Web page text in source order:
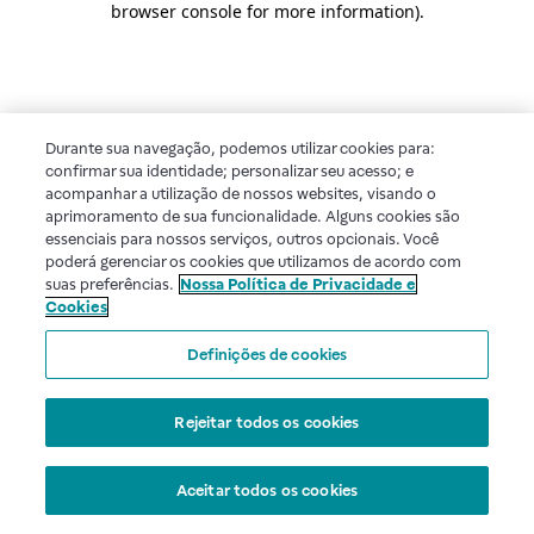
browser console for more information).
Durante sua navegação, podemos utilizar cookies para:
confirmar sua identidade; personalizar seu acesso; e
acompanhar a utilização de nossos websites, visando o
aprimoramento de sua funcionalidade. Alguns cookies são
essenciais para nossos serviços, outros opcionais. Você
poderá gerenciar os cookies que utilizamos de acordo com
suas preferências. Nossa Política de Privacidade e
Cookies
Definições de cookies
Rejeitar todos os cookies
Aceitar todos os cookies